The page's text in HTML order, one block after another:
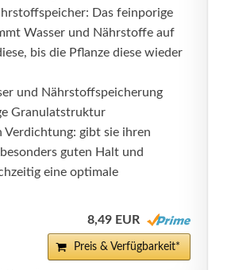
Das feinporige
Wasser und Nährstoffe auf
bis die Pflanze diese wieder
und Nährstoffspeicherung
Granulatstruktur
Verdichtung: gibt sie ihren
guten Halt und
eine optimale
8,49 EUR
Preis & Verfügbarkeit*